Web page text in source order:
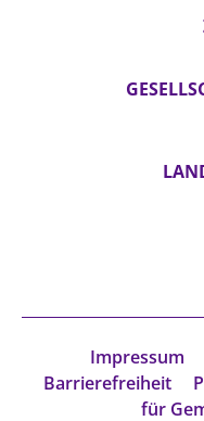
Impressum
Barrierefreiheit
für